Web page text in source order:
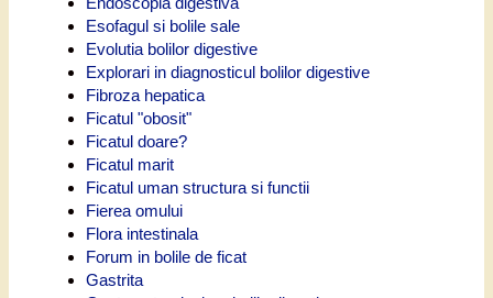
Esofagul si bolile sale
Evolutia bolilor digestive
Explorari in diagnosticul bolilor digestive
Fibroza hepatica
Ficatul "obosit"
Ficatul doare?
Ficatul marit
Ficatul uman structura si functii
Fierea omului
Flora intestinala
Forum in bolile de ficat
Gastrita